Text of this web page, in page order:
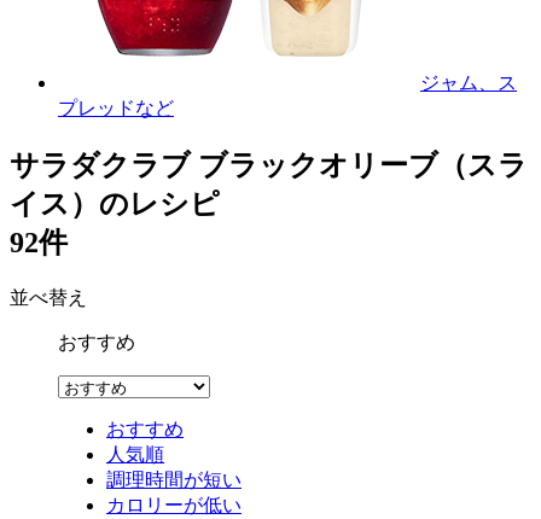
ジャム、ス
プレッドなど
サラダクラブ ブラックオリーブ（スラ
イス）のレシピ
92件
並べ替え
おすすめ
おすすめ
人気順
調理時間が短い
カロリーが低い